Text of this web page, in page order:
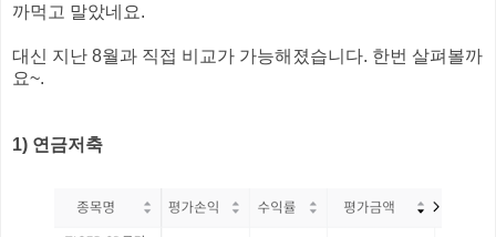
까먹고 말았네요.
대신 지난 8월과 직접 비교가 가능해졌습니다. 한번 살펴볼까
요~.
1) 연금저축